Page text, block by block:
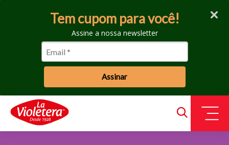
Tem cupom para você!
Assine a nossa newsletter
Assinar